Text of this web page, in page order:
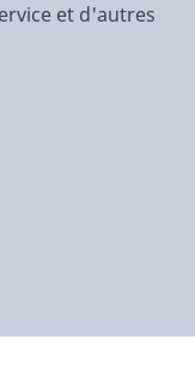
et d'autres